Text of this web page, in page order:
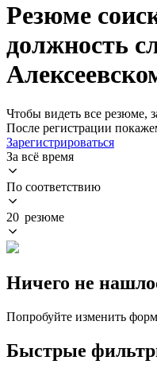
Резюме
должность
Чтобы видеть все резюме,
После регистрации
Зарегистрироваться
За всё время
По соответствию
20 резюме
Ничего не
Попробуйте изменить
Быстрые